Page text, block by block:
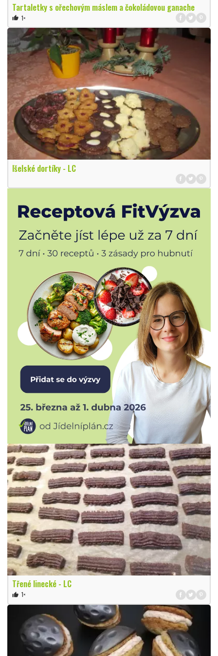
Tartaletky s ořechovým máslem a čokoládovou ganache
thumb_up 1×
Išelské dortíky - LC
Třené linecké - LC
thumb_up 1×